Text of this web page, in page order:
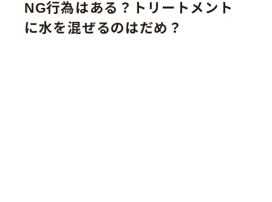
NG行為はある？トリートメント
に水を混ぜるのはだめ？